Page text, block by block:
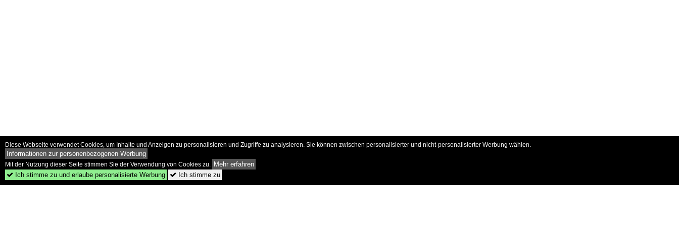
Diese Webseite verwendet Cookies, um Inhalte und Anzeigen zu personalisieren und Zugriffe zu analysieren. Sie können zwischen personalisierter und nicht-personalisierter Werbung wählen.
Informationen zur personenbezogenen Werbung
Mit der Nutzung dieser Seite stimmen Sie der Verwendung von Cookies zu. Mehr erfahren
 Ich stimme zu und erlaube personalisierte Werbung  Ich stimme zu